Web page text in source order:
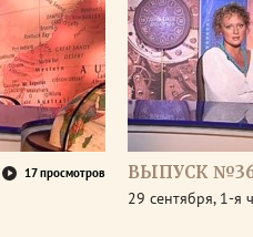
17 просмотров ВЫПУСК
29 сентября, 1-я